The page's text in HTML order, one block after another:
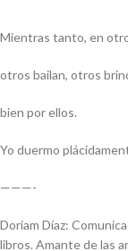
Mientras tanto, en
otros bailan, otros
bien por ellos.
Yo duermo
———-
Doriam Díaz:
libros. Amante de las